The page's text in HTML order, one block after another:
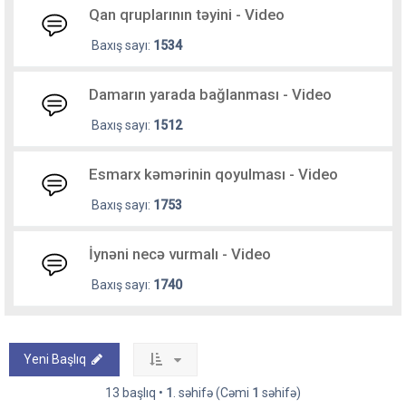
Qan qruplarının təyini - Video
Baxış sayı: 1534
Damarın yarada bağlanması - Video
Baxış sayı: 1512
Esmarx kəmərinin qoyulması - Video
Baxış sayı: 1753
İynəni necə vurmalı - Video
Baxış sayı: 1740
Yeni Başlıq
13 başlıq • 1 . səhifə (Cəmi 1 səhifə)